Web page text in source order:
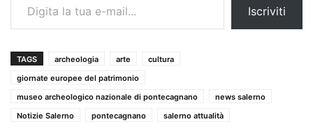
Iscriviti
TAGS archeologia arte
cultura
giornate europee del patrimonio
museo archeologico nazionale di pontecagnano
news salerno
Notizie Salerno
pontecagnano salerno attualità